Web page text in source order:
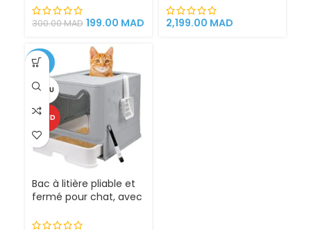
300.00MAD 199.00 MAD
chat griffoirs
2,199.00 MAD
-25%
VENDU
CHAUD
Bac à litière pliable et
fermé pour chat, avec